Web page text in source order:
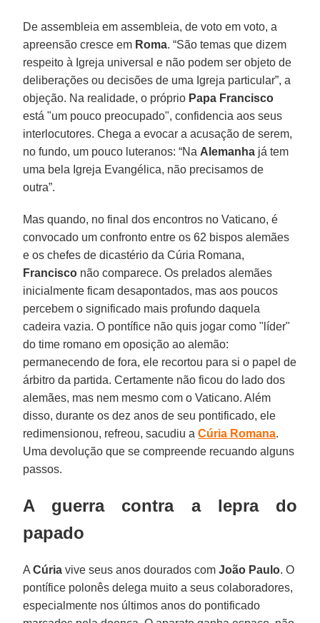
De assembleia em assembleia, de voto em voto, a
apreensão cresce em Roma. “São temas que dizem
respeito à Igreja universal e não podem ser objeto de
deliberações ou decisões de uma Igreja particular”, a
objeção. Na realidade, o próprio Papa Francisco
está "um pouco preocupado", confidencia aos seus
interlocutores. Chega a evocar a acusação de serem,
no fundo, um pouco luteranos: “Na Alemanha já tem
uma bela Igreja Evangélica, não precisamos de
outra”.
Mas quando, no final dos encontros no Vaticano, é
convocado um confronto entre os 62 bispos alemães
e os chefes de dicastério da Cúria Romana,
Francisco não comparece. Os prelados alemães
inicialmente ficam desapontados, mas aos poucos
percebem o significado mais profundo daquela
cadeira vazia. O pontífice não quis jogar como "líder"
do time romano em oposição ao alemão:
permanecendo de fora, ele recortou para si o papel de
árbitro da partida. Certamente não ficou do lado dos
alemães, mas nem mesmo com o Vaticano. Além
disso, durante os dez anos de seu pontificado, ele
redimensionou, refreou, sacudiu aCúria Romana.
Uma devolução que se compreende recuando alguns
passos.
A guerra contra a lepra do
papado
ACúria vive seus anos dourados com João Paulo. O
pontífice polonês delega muito a seus colaboradores,
especialmente nos últimos anos do pontificado